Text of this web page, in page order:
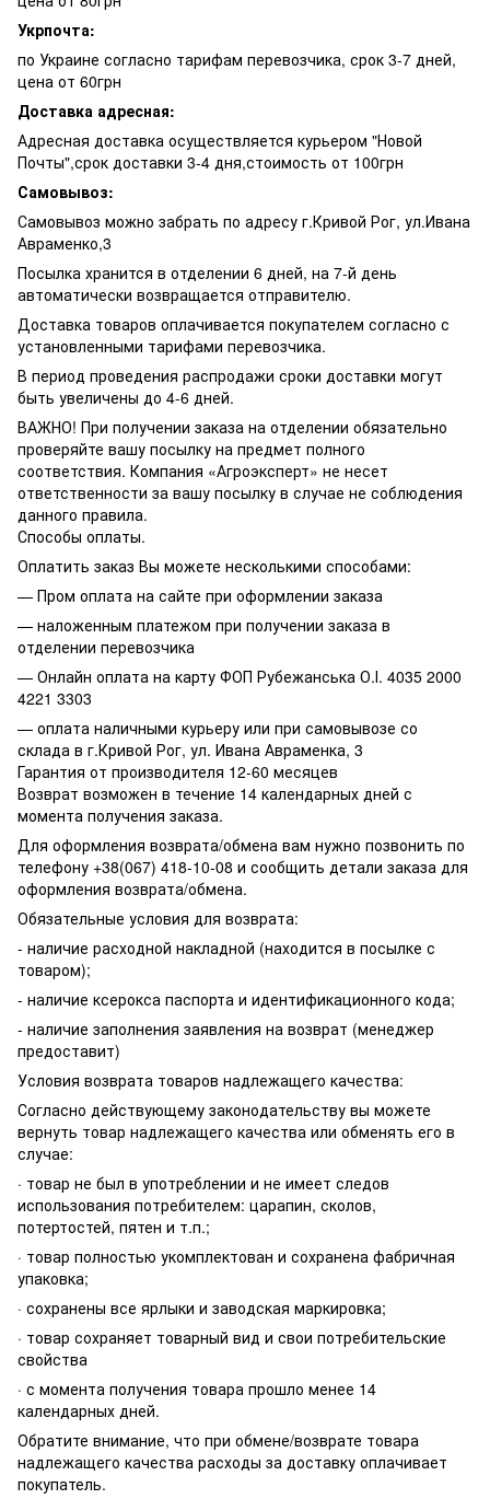
Укрпочта:
по Украине согласно тарифам перевозчика, срок 3-7 дней,
цена от 60грн
Доставка адресная:
Адресная доставка осуществляется курьером "Новой
Почты",срок доставки 3-4 дня,стоимость от 100грн
Самовывоз:
Самовывоз можно забрать по адресу г.Кривой Рог, ул.Ивана
Авраменко,3
Посылка хранится в отделении 6 дней, на 7-й день
автоматически возвращается отправителю.
Доставка товаров оплачивается покупателем согласно с
установленными тарифами перевозчика.
В период проведения распродажи сроки доставки могут
быть увеличены до 4-6 дней.
ВАЖНО! При получении заказа на отделении обязательно
проверяйте вашу посылку на предмет полного
соответствия. Компания «Агроэксперт» не несет
ответственности за вашу посылку в случае не соблюдения
данного правила.
Способы оплаты.
Оплатить заказ Вы можете несколькими способами:
— Пром оплата на сайте при оформлении заказа
— наложенным платежом при получении заказа в
отделении перевозчика
— Онлайн оплата на карту ФОП Рубежанська О.І. 4035 2000
4221 3303
— оплата наличными курьеру или при самовывозе со
склада в г.Кривой Рог, ул. Ивана Авраменка, 3
Гарантия от производителя 12-60 месяцев
Возврат возможен в течение 14 календарных дней с
момента получения заказа.
Для оформления возврата/обмена вам нужно позвонить по
телефону +38(067) 418-10-08 и сообщить детали заказа для
оформления возврата/обмена.
Обязательные условия для возврата:
- наличие расходной накладной (находится в посылке с
товаром);
- наличие ксерокса паспорта и идентификационного кода;
- наличие заполнения заявления на возврат (менеджер
предоставит)
Условия возврата товаров надлежащего качества:
Согласно действующему законодательству вы можете
вернуть товар надлежащего качества или обменять его в
случае:
· товар не был в употреблении и не имеет следов
использования потребителем: царапин, сколов,
потертостей, пятен и т.п.;
· товар полностью укомплектован и сохранена фабричная
упаковка;
· сохранены все ярлыки и заводская маркировка;
· товар сохраняет товарный вид и свои потребительские
свойства
· с момента получения товара прошло менее 14
календарных дней.
Обратите внимание, что при обмене/возврате товара
надлежащего качества расходы за доставку оплачивает
покупатель.